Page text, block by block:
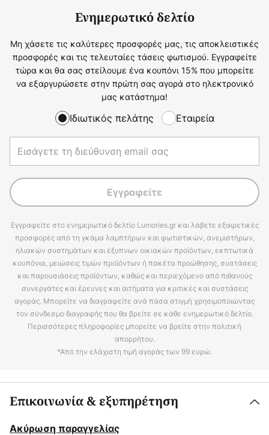
Ενημερωτικό δελτίο
Μη χάσετε τις καλύτερες προσφορές μας, τις αποκλειστικές
προσφορές και τις τελευταίες τάσεις φωτισμού. Εγγραφείτε
τώρα και θα σας στείλουμε ένα κουπόνι 15% που μπορείτε
να εξαργυρώσετε στην πρώτη σας αγορά στο ηλεκτρονικό
μας κατάστημα!
Ιδιωτικός πελάτης Εταιρεία
Εγγραφείτε
Εγγραφείτε στο ενημερωτικό δελτίο Lumories.gr και λάβετε εξαιρετικές
προσφορές από τη γκάμα λαμπτήρων και φωτιστικών, ανεμιστήρων,
ηλιακών συστημάτων και έξυπνων οικιακών προϊόντων, εκπτωτικά
κουπόνια, μειώσεις τιμών προϊόντων ή πακέτα προώθησης, συστάσεις
και παρουσιάσεις προϊόντων, καθώς και περιεχόμενο από πιθανούς
συνεργάτες και έρευνες και αιτήματα για κριτικές και συστάσεις
αγοράς. Μπορείτε να διαγραφείτε ανά πάσα στιγμή χρησιμοποιώντας
τον σύνδεσμο διαγραφής που θα βρείτε σε κάθε ενημερωτικό δελτίο.
Περισσότερες πληροφορίες μπορείτε να βρείτε στην πολιτική
απορρήτου.
*Από την ελάχιστη τιμή αγοράς των 99 ευρώ.
Επικοινωνία & εξυπηρέτηση
Ακύρωση παραγγελίας